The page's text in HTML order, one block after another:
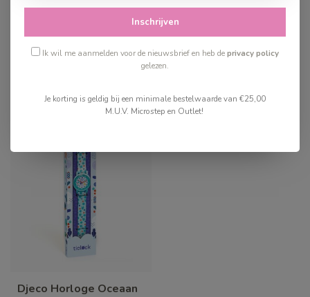
€34,99
Djeco Horloge Oceaan
Inschrijven
Ik wil me aanmelden voor de nieuwsbrief en heb deprivacy policy
gelezen.
Je korting is geldig bij een minimale bestelwaarde van €25,00
M.U.V. Microstep en Outlet!